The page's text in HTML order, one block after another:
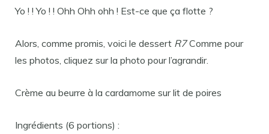
Yo ! ! Yo ! ! Ohh Ohh ohh ! Est-ce que ça flotte ?
Alors, comme promis, voici le dessert R7Comme pour
les photos, cliquez sur la photo pour l’agrandir.
Crème au beurre à la cardamome sur lit de poires
Ingrédients (6 portions) :